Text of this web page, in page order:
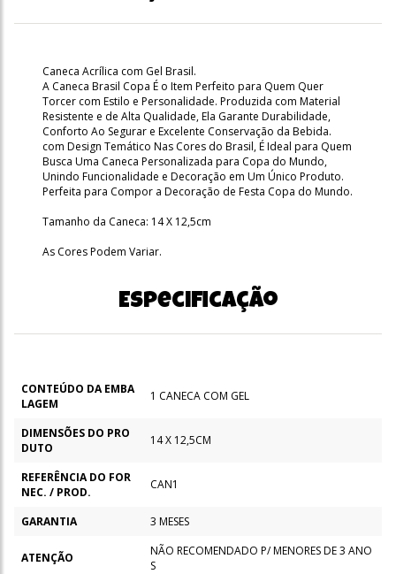
Caneca Acrílica com Gel Brasil.
A Caneca Brasil Copa É o Item Perfeito para Quem Quer
Torcer com Estilo e Personalidade. Produzida com Material
Resistente e de Alta Qualidade, Ela Garante Durabilidade,
Conforto Ao Segurar e Excelente Conservação da Bebida.
com Design Temático Nas Cores do Brasil, É Ideal para Quem
Busca Uma Caneca Personalizada para Copa do Mundo,
Unindo Funcionalidade e Decoração em Um Único Produto.
Perfeita para Compor a Decoração de Festa Copa do Mundo.
Tamanho da Caneca: 14 X 12,5cm
As Cores Podem Variar.
Especificação
CONTEÚDO DA EMBA
LAGEM
1 CANECA COM GEL
DIMENSÕES DO PRO
DUTO
14 X 12,5CM
REFERÊNCIA DO FOR
NEC. / PROD.
CAN1
GARANTIA 3 MESES
ATENÇÃO
NÃO RECOMENDADO P/ MENORES DE 3 ANO
S